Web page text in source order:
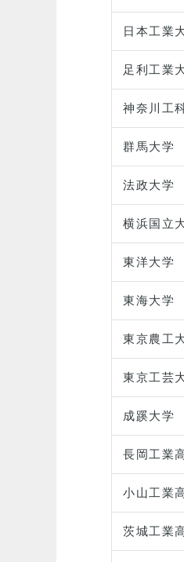
日本工業
足利工業
神奈川工
群馬大学
法政大学
横浜国立
東洋大学
東海大学
東京農工
東京工芸
成蹊大学
長岡工業
小山工業
茨城工業